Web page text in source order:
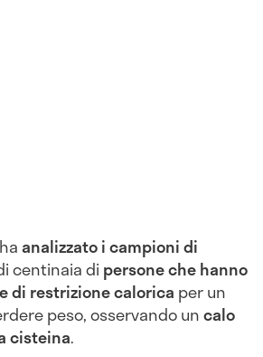
analizzato i campioni di
centinaia di persone che hanno
di restrizione calorica per un
peso, osservando uncalo
cisteina.